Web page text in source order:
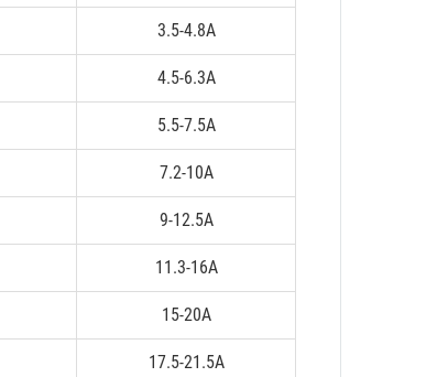
3.5-4.8A
4.5-6.3A
5.5-7.5A
7.2-10A
9-12.5A
11.3-16A
15-20A
17.5-21.5A